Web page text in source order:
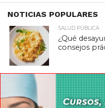
NOTICIAS POPULARES
SALUD PÚBLICA
¿Qué
consejos